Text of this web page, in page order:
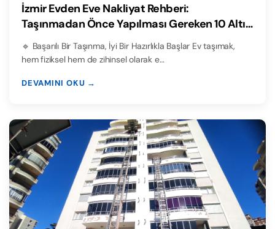
İzmir Evden Eve Nakliyat Rehberi:
Taşınmadan Önce Yapılması Gereken 10 Altın
Hazırlık
🔹 Başarılı Bir Taşınma, İyi Bir Hazırlıkla Başlar Ev taşımak,
hem fiziksel hem de zihinsel olarak e…
DEVAMINI OKU →